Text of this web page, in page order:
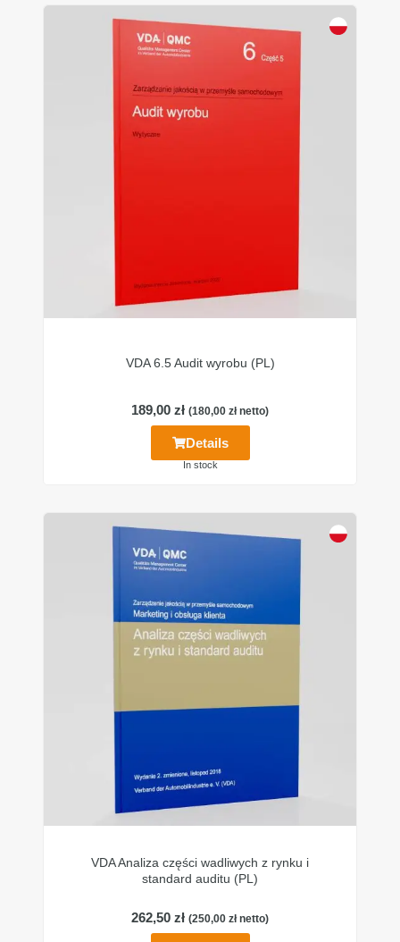
VDA 6.5 Audit wyrobu (PL)
189,00 zł (180,00 złnetto)
Details
In stock
VDA Analiza części wadliwych z rynku i
standard auditu (PL)
262,50 zł (250,00 złnetto)